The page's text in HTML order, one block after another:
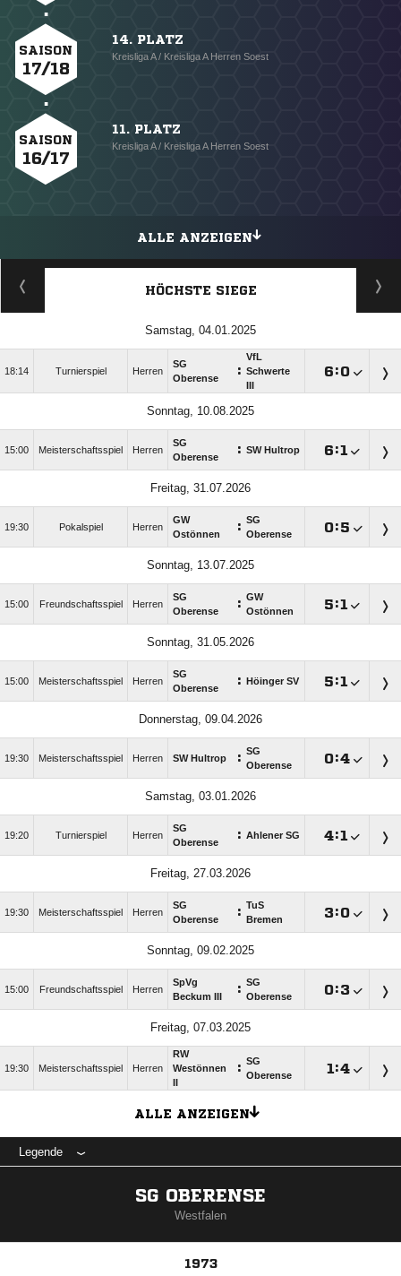
SAISON
17/18
14. PLATZ
Kreisliga A / Kreisliga A Herren Soest
SAISON
16/17
11. PLATZ
Kreisliga A / Kreisliga A Herren Soest
ALLE ANZEIGEN
HÖCHSTE SIEGE
Samstag, 04.01.2025
18:14 Turnierspiel Herren
SG
Oberense
:
VfL
Schwerte
:
Sonntag, 10.08.2025
15:00 Meisterschaftsspiel Herren
SG
Oberense
: SW Hultrop :
Freitag, 31.07.2026
19:30 Pokalspiel Herren
GW
Ostönnen
: SG
Oberense
:
Sonntag, 13.07.2025
15:00 Freundschaftsspiel Herren
SG
Oberense
: GW
Ostönnen
:
Sonntag, 31.05.2026
15:00 Meisterschaftsspiel Herren
SG
Oberense
: Höinger SV :
Donnerstag, 09.04.2026
19:30 Meisterschaftsspiel Herren SW Hultrop : SG
Oberense
:
Samstag, 03.01.2026
19:20 Turnierspiel Herren
SG
Oberense
: Ahlener SG :
Freitag, 27.03.2026
19:30 Meisterschaftsspiel Herren
SG
Oberense
: TuS
Bremen
:
Sonntag, 09.02.2025
15:00 Freundschaftsspiel Herren
SpVg
Beckum III
: SG
Oberense
:
Freitag, 07.03.2025
19:30 Meisterschaftsspiel Herren
RW
Westönnen
: SG
Oberense
:
ALLE ANZEIGEN
Legende
SG OBERENSE
Westfalen
1973